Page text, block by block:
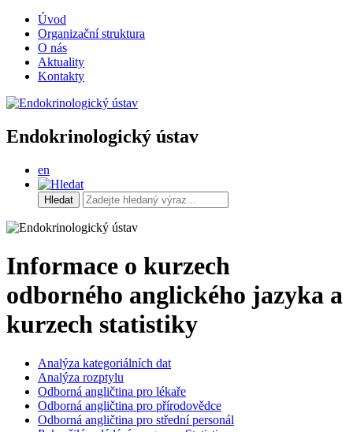
Úvod
Organizační struktura
O nás
Aktuality
Kontakty
Endokrinologický ústav
en
Informace o kurzech
odborného anglického jazyka a
kurzech statistiky
Analýza kategoriálních dat
Analýza rozptylu
Odborná angličtina pro lékaře
Odborná angličtina pro přírodovědce
Odborná angličtina pro střední personál